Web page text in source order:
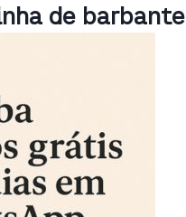
de barbante